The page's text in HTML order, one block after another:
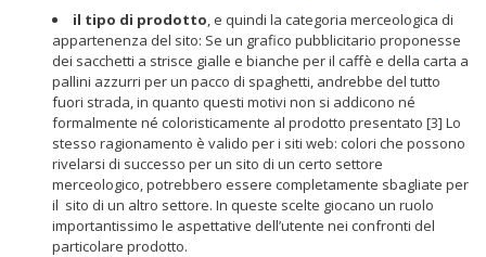
il tipo di prodotto , e quindi la categoria merceologica di
appartenenza del sito: Se un grafico pubblicitario proponesse
dei sacchetti a strisce gialle e bianche per il caffè e della carta a
pallini azzurri per un pacco di spaghetti, andrebbe del tutto
fuori strada, in quanto questi motivi non si addicono né
formalmente né coloristicamente al prodotto presentato [3] Lo
stesso ragionamento è valido per i siti web: colori che possono
rivelarsi di successo per un sito di un certo settore
merceologico, potrebbero essere completamente sbagliate per
il sito di un altro settore. In queste scelte giocano un ruolo
importantissimo le aspettative dell’utente nei confronti del
particolare prodotto.